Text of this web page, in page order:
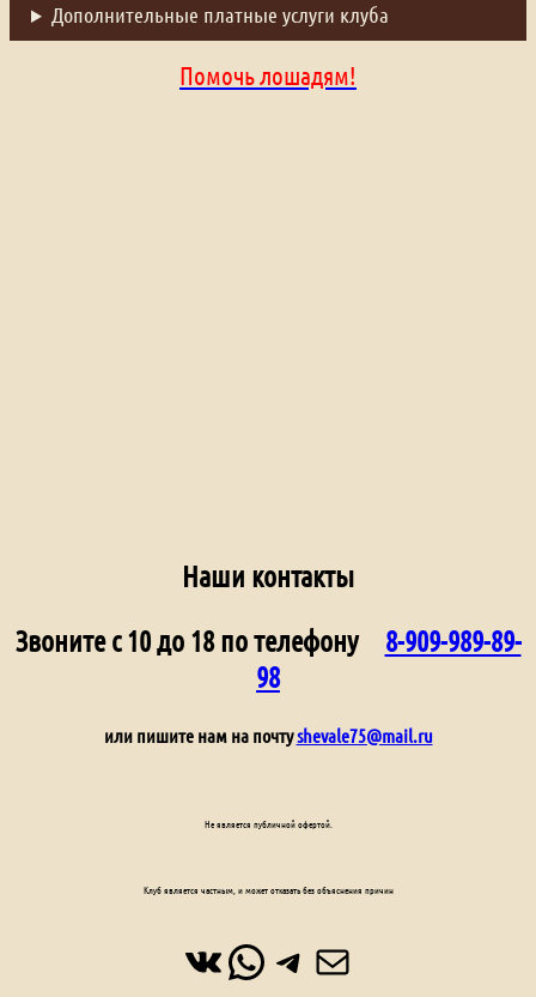
Дополнительные платные услуги клуба
Помочь лошадям!
Наши контакты
Звоните с 10 до 18 по телефону
8-909-989-89-
98
или пишите нам на почтуshevale75@mail.ru
ВКонтакте
WhatsApp
Telegram
Почта